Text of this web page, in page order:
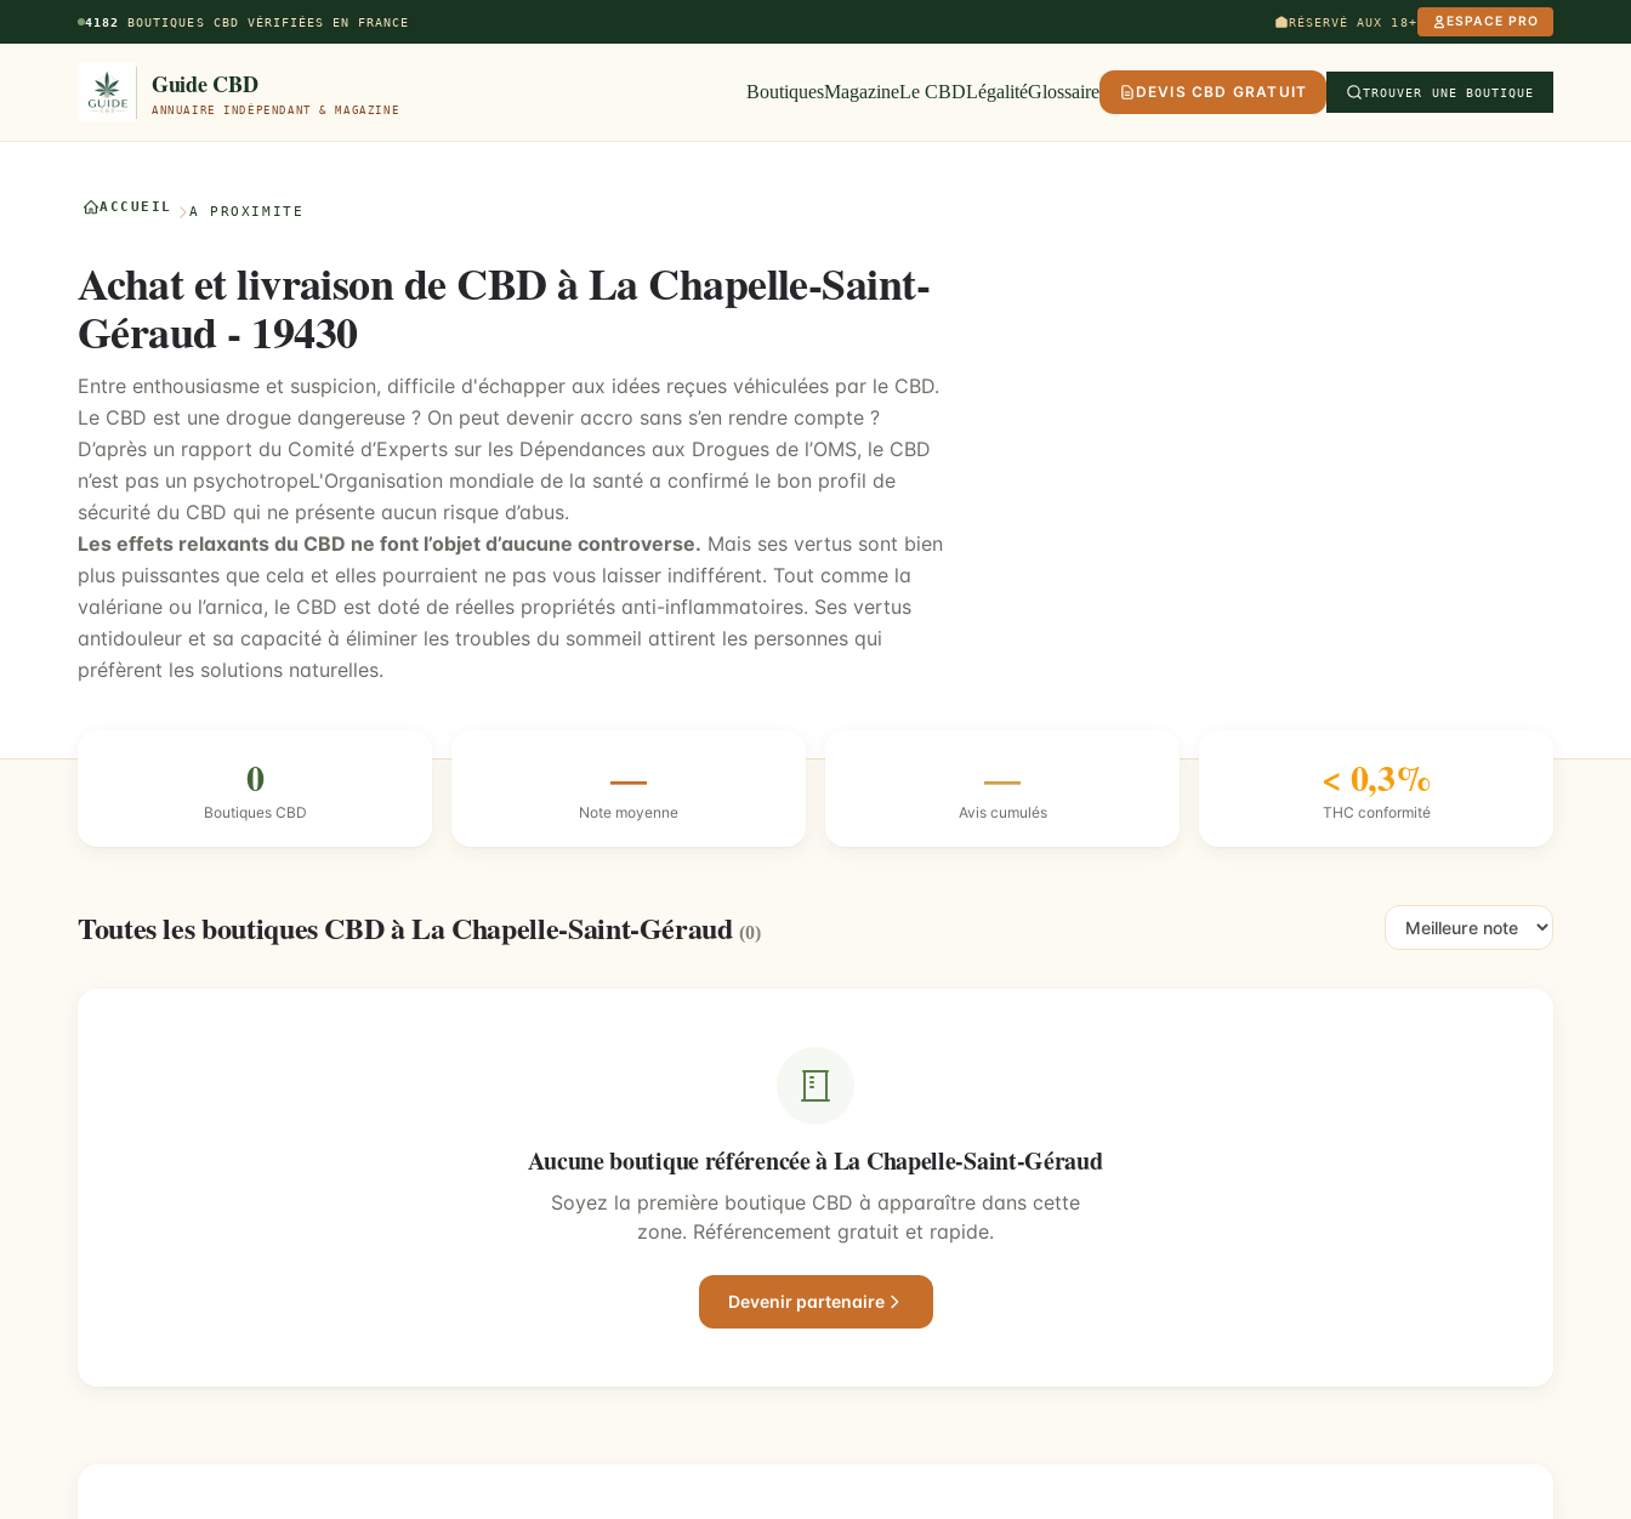
Aller au contenu principal
4182 BOUTIQUES CBD VÉRIFIÉES EN FRANCE RÉSERVÉ AUX 18+ ESPACE PRO
Guide CBD
ANNUAIRE INDÉPENDANT & MAGAZINE
BoutiquesMagazineLe CBDLégalitéGlossaire DEVIS CBD GRATUIT TROUVER UNE BOUTIQUE
ACCUEIL À PROXIMITÉ
Achat et livraison de CBD à La Chapelle-Saint-
Géraud - 19430
Entre enthousiasme et suspicion, difficile d'échapper aux idées reçues véhiculées par le CBD.
Le CBD est une drogue dangereuse ? On peut devenir accro sans s’en rendre compte ?
D’après un rapport du Comité d’Experts sur les Dépendances aux Drogues de l’OMS, le CBD
n’est pas un psychotropeL'Organisation mondiale de la santé a confirmé le bon profil de
sécurité du CBD qui ne présente aucun risque d’abus.
Les effets relaxants du CBD ne font l’objet d’aucune controverse. Mais ses vertus sont bien
plus puissantes que cela et elles pourraient ne pas vous laisser indifférent. Tout comme la
valériane ou l’arnica, le CBD est doté de réelles propriétés anti-inflammatoires. Ses vertus
antidouleur et sa capacité à éliminer les troubles du sommeil attirent les personnes qui
préfèrent les solutions naturelles.
0
Boutiques CBD
—
Note moyenne
—
Avis cumulés
< 0,3%
THC conformité
Toutes les boutiques CBD à La Chapelle-Saint-Géraud(0)
Aucune boutique référencée à La Chapelle-Saint-Géraud
Soyez la première boutique CBD à apparaître dans cette
zone. Référencement gratuit et rapide.
Devenir partenaire